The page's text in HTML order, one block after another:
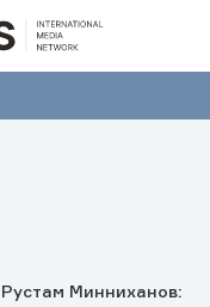
Минниханов: